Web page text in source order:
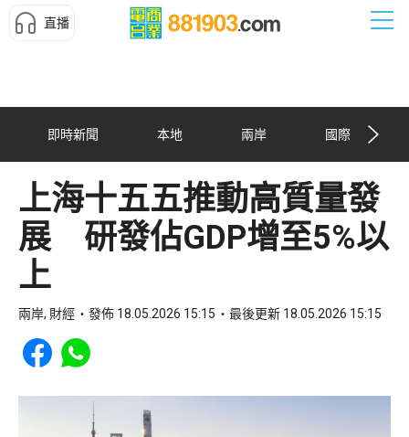
直播
即時新聞 本地 兩岸 國際
上海十五五推動高質量發
展 研發佔GDP增至5%以
上
兩岸, 財經 發佈 18.05.2026 15:15 最後更新 18.05.2026 15:15
Share to Facebook
Share to WhatsApp